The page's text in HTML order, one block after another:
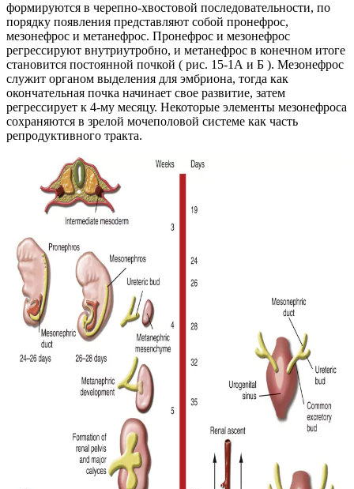
формируются в черепно-хвостовой последовательности, по
порядку появления представляют собой пронефрос,
мезонефрос и метанефрос. Пронефрос и мезонефрос
регрессируют внутриутробно, и метанефрос в конечном итоге
становится постоянной почкой ( рис. 15-1А и Б ). Мезонефрос
служит органом выделения для эмбриона, тогда как
окончательная почка начинает свое развитие, затем
регрессирует к 4-му месяцу. Некоторые элементы мезонефроса
сохраняются в зрелой мочеполовой системе как часть
репродуктивного тракта.